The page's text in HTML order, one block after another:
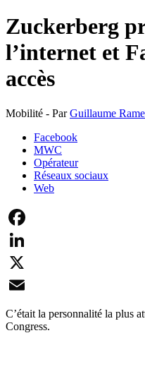
Zuckerberg
l’internet et
accès
Mobilité - ParGuillaume
Facebook
MWC
Opérateur
Réseaux sociaux
Web
Facebook
LinkedIn
X
Email
C’était la personnalité la plus
Congress.